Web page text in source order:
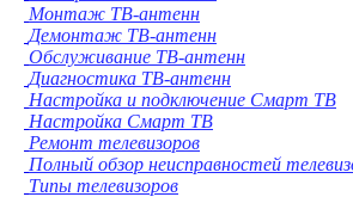
Монтаж ТВ-антенн
Демонтаж ТВ-антенн
Обслуживание ТВ-антенн
Диагностика ТВ-антенн
Настройка и подключение Смарт ТВ
Настройка Смарт ТВ
Ремонт телевизоров
Полный обзор неисправностей
Типы телевизоров